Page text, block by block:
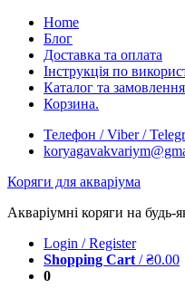
Skip
content
Home
Блог
Доставка та оплата
Інструкція по
Каталог та
Корзина.
Телефон / Viber /
Коряги для акваріума
Акваріумні коряги на будь-
Login / Register
Shopping Cart /₴0.00
0